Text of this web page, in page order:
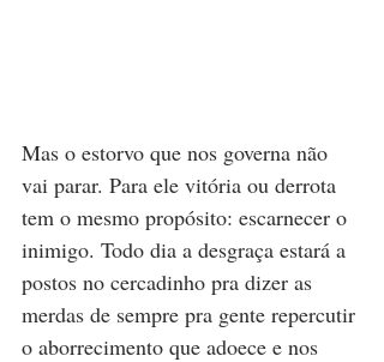
Mas o estorvo que nos governa não
vai parar. Para ele vitória ou derrota
tem o mesmo propósito: escarnecer o
inimigo. Todo dia a desgraça estará a
postos no cercadinho pra dizer as
merdas de sempre pra gente repercutir
o aborrecimento que adoece e nos